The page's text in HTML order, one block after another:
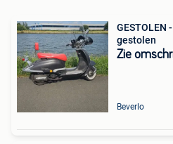
GESTOLEN
gestolen
Zie
Beverlo